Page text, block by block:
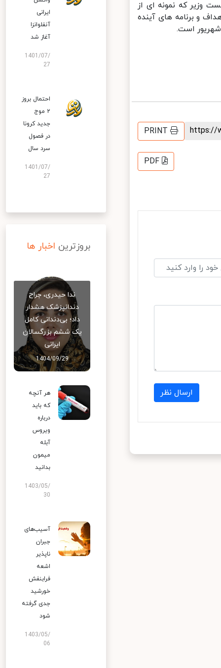
وزیر که نمونه ای از
و برنامه های آینده
است.
PRINT
PDF
ارسال نظر
ایرانی
آنفلوانزا
آغاز شد
1401/07/
27
احتمال بروز
۲ موج
جدید کرونا
در فصول
سرد سال
1401/07/
27
بروزترین اخبار ها
ندا حیدری، جراح
دندانپزشک هشدار
داد؛ بی‌دندانی کامل
یک ششم بزرگسالان
ایرانی
1404/09/29
هر آنچه
که باید
درباره
ویروس
آبله
میمون
بدانید
1403/05/
30
آسیب‌های
جبران
ناپذیر
اشعه
فرابنفش
خورشید
جدی گرفته
شود
1403/05/
06